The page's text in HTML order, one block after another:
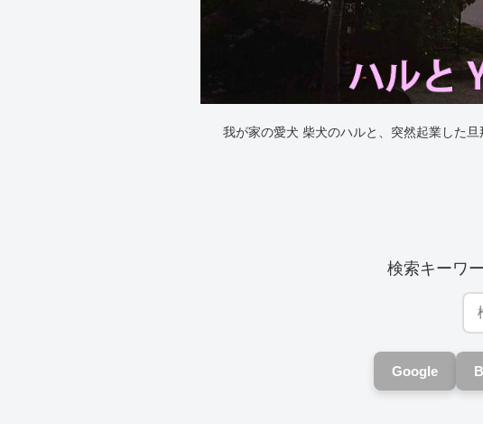
我が家の愛犬 柴犬のハルと、突然起業した
検索キーワ
Google